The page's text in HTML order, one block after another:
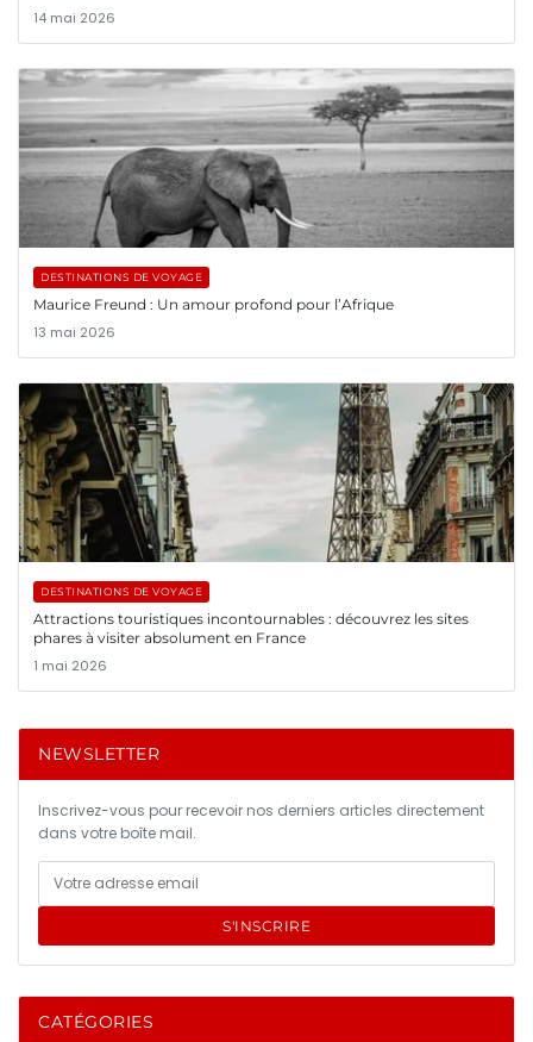
14 mai 2026
DESTINATIONS DE VOYAGE
Maurice Freund : Un amour profond pour l’Afrique
13 mai 2026
DESTINATIONS DE VOYAGE
Attractions touristiques incontournables : découvrez les sites
phares à visiter absolument en France
1 mai 2026
NEWSLETTER
Inscrivez-vous pour recevoir nos derniers articles directement
dans votre boîte mail.
S'INSCRIRE
CATÉGORIES